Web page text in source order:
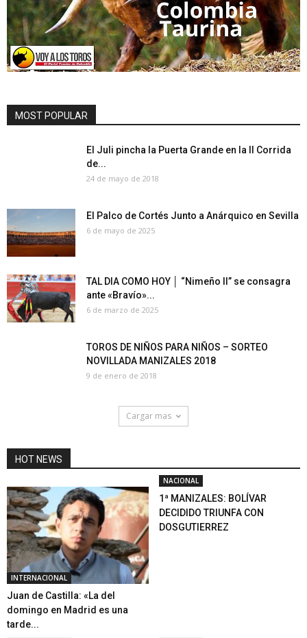
MOST POPULAR
El Juli pincha la Puerta Grande en la II Corrida
de...
24 de mayo de 2018
El Palco de Cortés Junto a Anárquico en Sevilla
6 de mayo de 2025
TAL DIA COMO HOY │ “Nimeño II” se consagra
ante «Bravío»...
6 de marzo de 2025
TOROS DE NIÑOS PARA NIÑOS – SORTEO
NOVILLADA MANIZALES 2018
9 de enero de 2018
Cargar mas
HOT NEWS
INTERNACIONAL
Juan de Castilla: «La del
domingo en Madrid es una
tarde...
NACIONAL
1ª MANIZALES: BOLÍVAR
DECIDIDO TRIUNFA CON
DOSGUTIERREZ